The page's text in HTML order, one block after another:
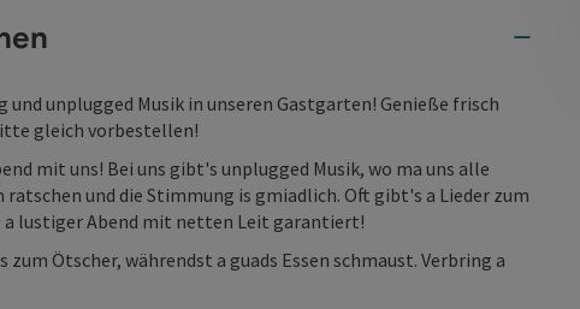
unplugged Musik in unseren Gastgarten! Genieße frisch
gleich vorbestellen!
mit uns! Bei uns gibt's unplugged Musik, wo ma uns alle
und die Stimmung is gmiadlich. Oft gibt's a Lieder zum
a lustiger Abend mit netten Leit garantiert!
Ötscher, währendst a guads Essen schmaust. Verbring a